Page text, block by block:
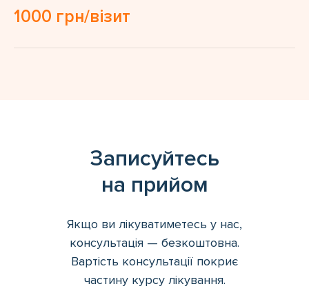
1000 грн/візит
Записуйтесь
на прийом
Якщо ви лікуватиметесь у нас,
консультація — безкоштовна.
Вартість консультації покриє
частину курсу лікування.